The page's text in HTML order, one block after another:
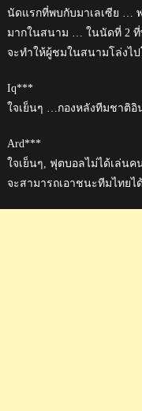
นัดแรกที่พบกับมาเลเซีย …
มากในสนาม … ในนัดที่ 2 ที่
จะทำให้ผู้ชมในสนามโล่งไ
Iq***
ใจเย็นๆ …กองหลังทีมชาติอิ
Ard***
ใจเย็นๆ, ฟุตบอลไม่ได้เล่น
จะสามารถเอาชนะทีมไทยไ